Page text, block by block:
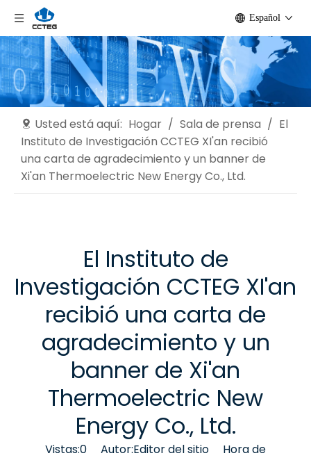
Español
Usted está aquí: Hogar / Sala de prensa / El
Instituto de Investigación CCTEG XI'an recibió
una carta de agradecimiento y un banner de
Xi'an Thermoelectric New Energy Co., Ltd.
El Instituto de
Investigación CCTEG XI'an
recibió una carta de
agradecimiento y un
banner de Xi'an
Thermoelectric New
Energy Co., Ltd.
Vistas:0 Autor:Editor del sitio Hora de